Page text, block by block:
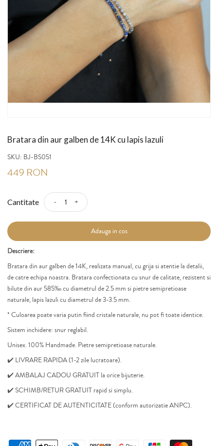
Bratara din aur galben de 14K cu lapis lazuli
SKU: BJ-BS051
449 RON
Cantitate - +
Adauga in cos
Descriere:
Bratara din aur galben de 14K, realizata manual, cu grija si atentie la detalii,
de catre echipa noastra. Bratara confectionata cu snur de calitate, rezistentsi
bilute din aur 585‰cu diametrul de 2.5 mm si pietre semipretioase
naturale, lapis lazuli cu diametrul de 3-3.5 mm.
* Culoarea poate varia putin fiind cristale naturale, nu pot fi toate identice.
Sistem inchidere: snur reglabil.
Unisex. 100% Handmade. Pietre semipretioase naturale.
✔️ LIVRARE RAPIDA (1-2 zile lucratoare).
✔️ AMBALAJ CADOU GRATUIT la orice bijuterie.
✔️ SCHIMB/RETUR GRATUIT rapid si simplu.
✔️ CERTIFICAT DE AUTENTICITATE (conform autorizatieANPC).